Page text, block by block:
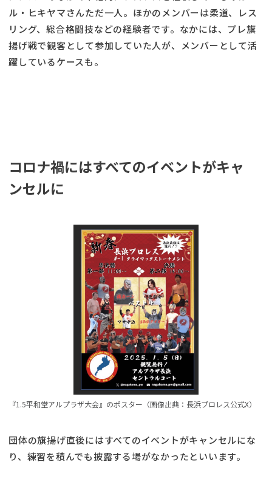
ル・ヒキヤマさんただ一人。ほかのメンバーは柔道、レス
リング、総合格闘技などの経験者です。なかには、プレ旗
揚げ戦で観客として参加していた人が、メンバーとして活
躍しているケースも。
コロナ禍にはすべてのイベントがキャ
ンセルに
『1.5平和堂アルプラザ大会』のポスター（画像出典：長浜プロレス公式X）
団体の旗揚げ直後にはすべてのイベントがキャンセルにな
り、練習を積んでも披露する場がなかったといいます。